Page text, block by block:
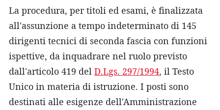
La procedura, per titoli ed esami, è finalizzata
all'assunzione a tempo indeterminato di 145
dirigenti tecnici di seconda fascia con funzioni
ispettive, da inquadrare nel ruolo previsto
dall'articolo 419 del D.Lgs. 297/1994, il Testo
Unico in materia di istruzione. I posti sono
destinati alle esigenze dell'Amministrazione